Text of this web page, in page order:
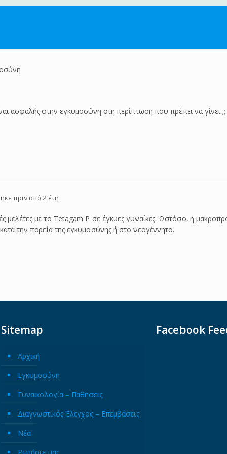
ασφαλής στην εγκυμοσύνη στη περίπτωση που πρέπει να γίνει
πριν από 2 έτη
μελέτες με το Tetagam P σε έγκυες γυναίκες. Ωστόσο, η
την πορεία της εγκυμοσύνης ή στο νεογέννητο.
Sitemap
Αρχική
Εγκυμοσύνη
Γυναικολογία – Παθήσεις
Διαγνωστικός Έλεγχος – Επεμβάσεις
Νέα
Facebook